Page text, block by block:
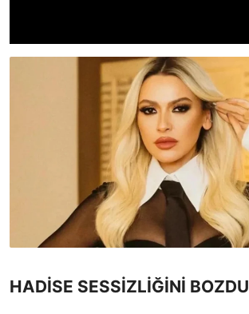
HADİSE SESSİZLİĞİNİ BOZDU